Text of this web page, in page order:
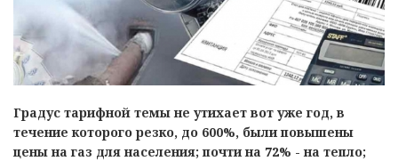
Градус тарифной темы не утихает вот уже год, в
течение которого резко, до 600%, были повышены
цены на газ для населения; почти на 72% - на тепло;